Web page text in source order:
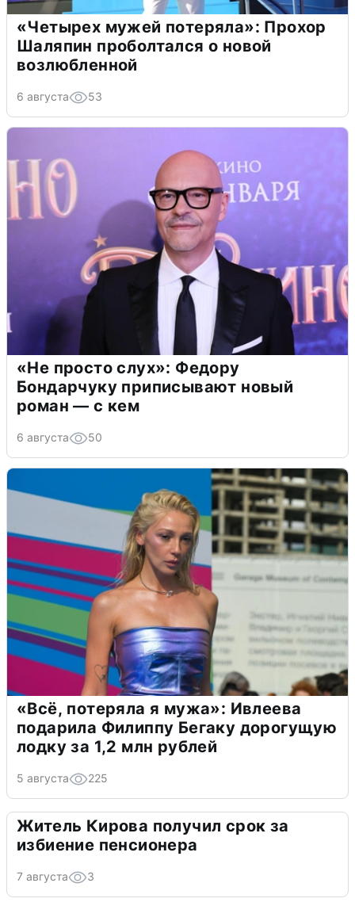
«Четырех мужей потеряла»: Прохор
Шаляпин проболтался о новой
возлюбленной
6 августа 53
«Не просто слух»: Федору
Бондарчуку приписывают новый
роман — с кем
6 августа 50
«Всё, потеряла я мужа»: Ивлеева
подарила Филиппу Бегаку дорогущую
лодку за 1,2 млн рублей
5 августа 225
Житель Кирова получил срок за
избиение пенсионера
7 августа 3